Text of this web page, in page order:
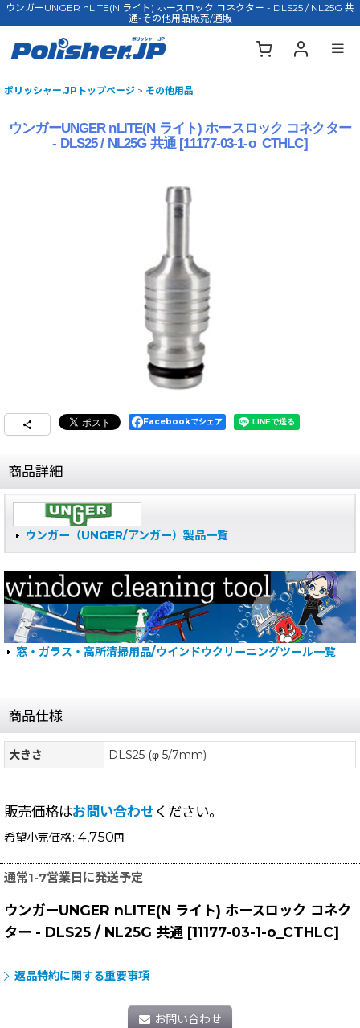
ウンガーUNGER nLITE(N ライト) ホースロック コネクター - DLS25 / NL25G 共
通-その他用品販売/通販
ポリッシャー.JPトップページ > その他用品
ウンガーUNGER nLITE(N ライト) ホースロック コネクター
- DLS25 / NL25G 共通 [11177-03-1-o_CTHLC]
Facebookでシェア
商品詳細
ウンガー（UNGER/アンガー）製品一覧
窓・ガラス・高所清掃用品/ウインドウクリーニングツール一覧
商品仕様
大きさ DLS25 (φ 5/7mm)
販売価格はお問い合わせください。
希望小売価格: 4,750 円
通常1-7営業日に発送予定
ウンガーUNGER nLITE(N ライト) ホースロック コネク
ター - DLS25 / NL25G 共通 [11177-03-1-o_CTHLC]
返品特約に関する重要事項
お問い合わせ